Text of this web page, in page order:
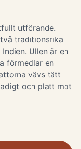
utförande.
traditionsrika
Ullen är en
förmedlar en
vävs tätt
och platt mot